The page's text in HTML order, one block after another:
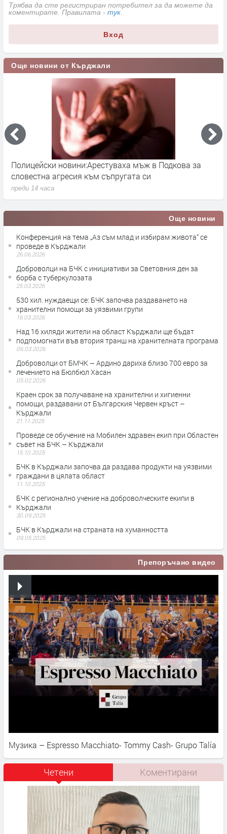
Трябва да сте регистриран потребител за да можете да
коментирате. Правилата - тук
Вход
Още новини от Кърджали
Полицейски новини:Арестуваха мъж в Подкова за
словестна агресия към съпругата си
преди 14 часа
Още новини
Конференция на тема „Аз съм млад и избирам живота“ се
проведе в Кърджали
26.06.2026
Доброволци на БЧК с инициативи за Световния ден за
борба с туберкулозата
25.03.2026
530 хил. нуждаещи се: БЧК започва раздаването на
хранителни помощи за уязвими групи
16.03.2026
Над 16 хиляди жители на област Кърджали ще бъдат
подпомогнати във втория транш на хранителната програма
06.03.2026
Доброволци от БМЧК – Ардино дариха близо 700 евро за
лечението на Бюлбюл Хасан
05.02.2026
Краен срок за получаване на хранителни и хигиенни
помощи, раздавани от Българския Червен кръст –
Кърджали
21.11.2025
Проведе се обучение на Мобилен здравен екип при Областен
съвет на БЧК – Кърджали
15.10.2025
БЧК в Кърджали започва да раздава продукти на уязвими
граждани в цялата област
11.10.2025
БЧК с регионално учение на доброволческите екипи в
Кърджали
30.09.2025
БЧК в Кърджали на страната на хуманността
09.05.2025
Препоръчано видео
Музика – Espresso Macchiato- Tommy Cash- Grupo Talía
Четени Коментирани